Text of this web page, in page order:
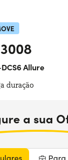
ESCOLHA UM PAÍS
Allure
duração
a sua
Para